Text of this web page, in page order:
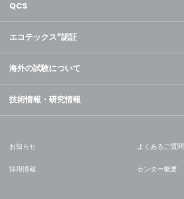
QCS
エコテックス®認証
海外の試験について
技術情報・研究情報
お知らせ よくあるご質問
採用情報 センター概要